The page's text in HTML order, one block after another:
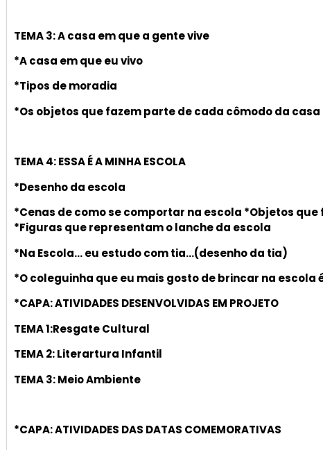
TEMA 3: A casa em que a gente vive
*A casa em que eu vivo
*Tipos de moradia
*Os objetos que fazem parte de cada cômodo da casa
TEMA 4: ESSA É A MINHA ESCOLA
*Desenho da escola
*Cenas de como se comportar na escola *Objetos
*Figuras que representam o lanche da escola
*Na Escola… eu estudo com tia…(desenho da tia)
*O coleguinha que eu mais gosto de brincar na escola
*CAPA: ATIVIDADES DESENVOLVIDAS EM PROJETO
TEMA 1:Resgate Cultural
TEMA 2: Literartura Infantil
TEMA 3: Meio Ambiente
*CAPA: ATIVIDADES DAS DATAS COMEMORATIVAS